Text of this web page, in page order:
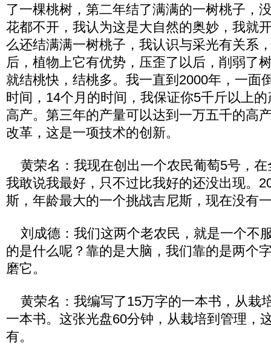
了一棵桃树，第二年结了满满的一树桃子，
花都不开，我认为这是大自然的奥妙，我就
么还结满满一树桃子，我认识与采光有关系
后，植物上它有优势，压歪了以后，削弱了
就结桃快，结桃多。我一直到2000年，一面
时间，14个月的时间，我保证你5千斤以上
高产。第三年的产量可以达到一万五千的高
改革，这是一项技术的创新。
黄荣名：我现在创出一个农民葡萄5号，在
我敢说我最好，只不过比我好的还没出现。
斯，年龄最大的一个挑战吉尼斯，现在没有
刘成德：我们这两个老农民，就是一个不
的是什么呢？靠的是大脑，我们靠的是两个
磨它。
黄荣名：我编写了15万字的一本书，从栽
一本书。这张光盘60分钟，从栽培到管理，
有。